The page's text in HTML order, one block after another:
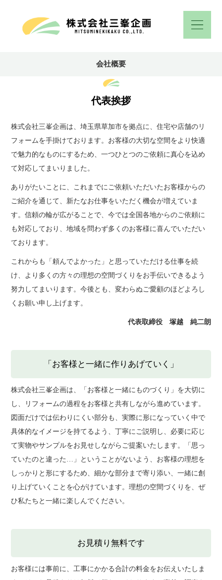
会社概要
代表挨拶
株式会社三峯企画は、埼玉県草加市を拠点に、住宅や店舗のリ
フォームを手掛けております。お客様の大切な空間をより快適
で魅力的なものにするため、一つひとつのご依頼に真心を込め
て対応してまいりました。
ありがたいことに、これまでにご依頼いただいたお客様からの
ご紹介を通じて、新たなお仕事をいただく機会が増えていま
す。信頼の輪が広がることで、今では全国各地からのご依頼に
も対応しており、地域を問わず多くのお客様に喜んでいただい
ております。
これからも「頼んでよかった」と思っていただける仕事を続
け、より多くの方々の理想の空間づくりをお手伝いできるよう
努力してまいります。今後とも、変わらぬご愛顧のほどよろし
くお願い申し上げます。
代表取締役 塚越 純二朗
「お客様と一緒に作りあげていく」
株式会社三峯企画は、「お客様と一緒にものづくり」を大切に
し、リフォームの過程をお客様と共有しながら進めています。
図面だけでは伝わりにくい部分も、実際に形になっていく中で
具体的なイメージを持てるよう、丁寧にご説明し、必要に応じ
て実物やサンプルをお見せしながらご提案いたします。「思っ
ていたのと違った…」ということがないよう、お客様の理想を
しっかりと形にするため、細かな部分まで寄り添い、一緒に創
り上げていくことを心がけています。理想の空間づくりを、ぜ
ひ私たちと一緒に楽しんでください。
お見積り無料です
お客様には事前に、工事にかかる合計の料金をお伝えいたしま